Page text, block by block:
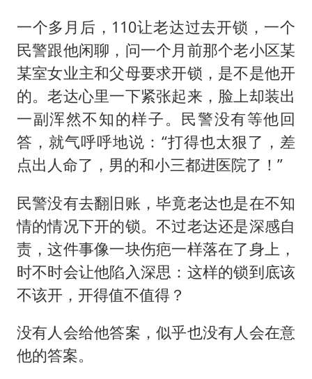
一个多月后，110让老达过去开锁，一个
民警跟他闲聊，问一个月前那个老小区某
某室女业主和父母要求开锁，是不是他开
的。老达心里一下紧张起来，脸上却装出
一副浑然不知的样子。民警没有等他回
答，就气呼呼地说：“打得也太狠了，差
点出人命了，男的和小三都进医院了！”
民警没有去翻旧账，毕竟老达也是在不知
情的情况下开的锁。不过老达还是深感自
责，这件事像一块伤疤一样落在了身上，
时不时会让他陷入深思：这样的锁到底该
不该开，开得值不值得？
没有人会给他答案，似乎也没有人会在意
他的答案。